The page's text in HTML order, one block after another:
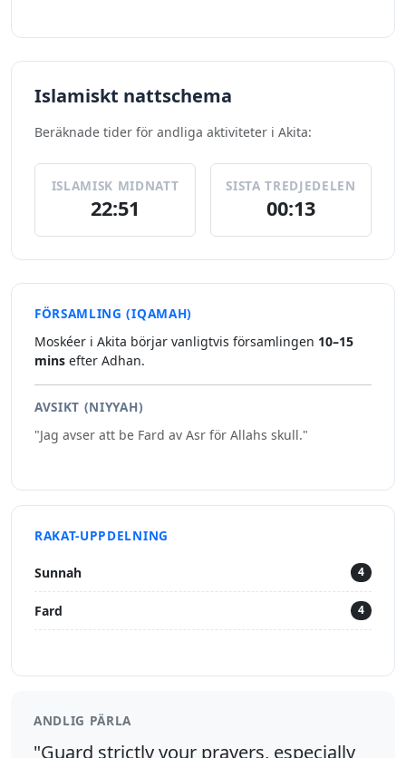
Islamiskt nattschema
Beräknade tider för andliga aktiviteter i Akita:
ISLAMISK MIDNATT
22:51
SISTA TREDJEDELEN
00:13
FÖRSAMLING (IQAMAH)
Moskéer i Akita börjar vanligtvis församlingen 10–15
mins efter Adhan.
AVSIKT (NIYYAH)
"Jag avser att be Fard av Asr för Allahs skull."
RAKAT-UPPDELNING
Sunnah 4
Fard 4
ANDLIG PÄRLA
"Guard strictly your prayers, especially